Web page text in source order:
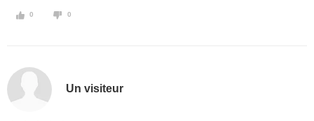
0 0
Un visiteur